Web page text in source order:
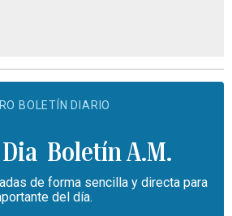
BOLETÍN DIARIO
Boletín A.M.
de forma sencilla y directa para
del día.